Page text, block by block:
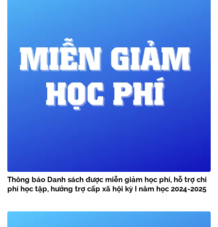
Thông báo Danh sách được miễn giảm học phí, hỗ trợ chi
phí học tập, hưởng trợ cấp xã hội kỳ I năm học 2024-2025